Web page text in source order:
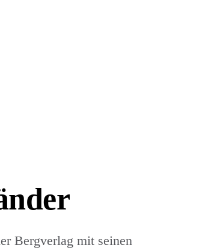
Bergverlag mit seinen